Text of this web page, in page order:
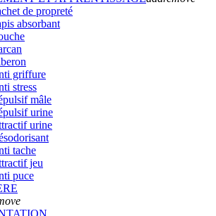
de propreté
absorbant
griffure
stress
mâle
urine
urine
tache
jeu
puce